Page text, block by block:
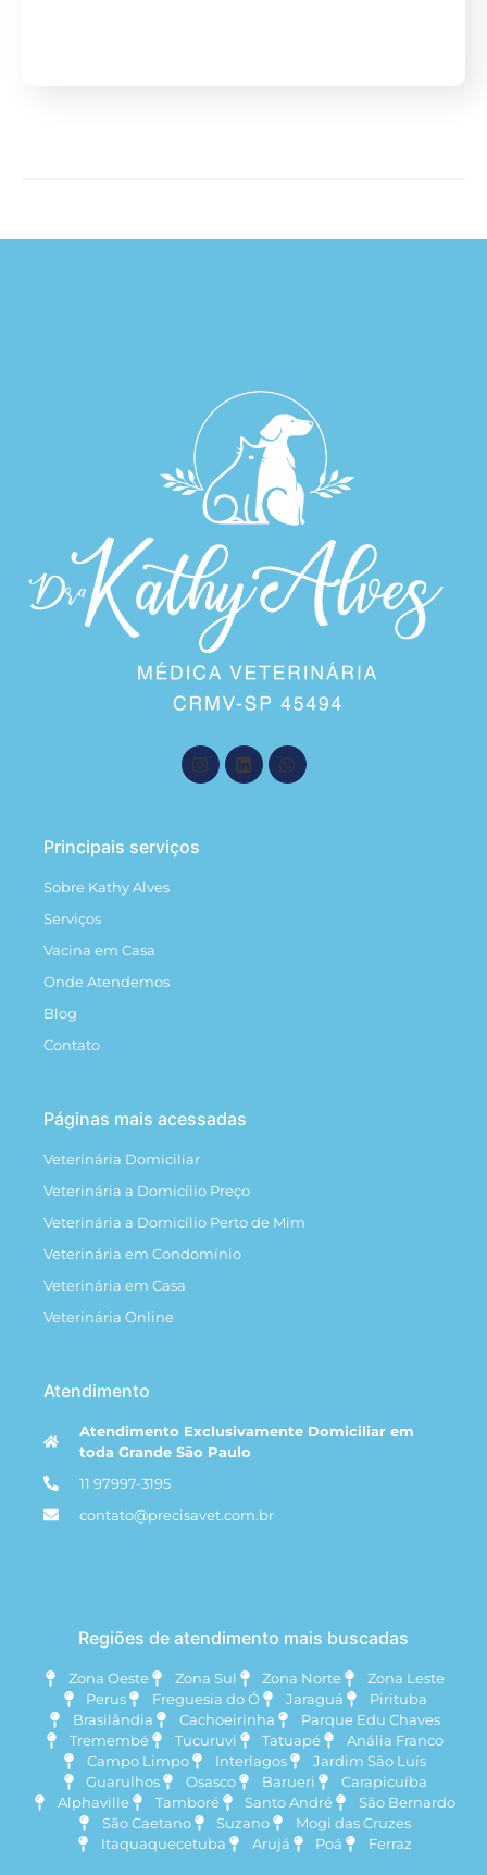
Principais serviços
Sobre Kathy Alves
Serviços
Vacina em Casa
Onde Atendemos
Blog
Contato
Páginas mais acessadas
Veterinária Domiciliar
Veterinária a Domicílio Preço
Veterinária a Domicílio Perto de Mim
Veterinária em Condomínio
Veterinária em Casa
Veterinária Online
Atendimento
Atendimento Exclusivamente Domiciliar em
toda Grande São Paulo
11 97997-3195
contato@precisavet.com.br
Regiões de atendimento mais buscadas
Zona Oeste Zona Sul Zona Norte
Zona Leste
Perus
Freguesia do Ó Jaraguá
Pirituba
Brasilândia
Cachoeirinha
Parque Edu Chaves
Tremembé
Tucuruvi Tatuapé
Anália Franco
Campo Limpo
Interlagos
Jardim São Luís
Guarulhos
Osasco Barueri
Carapicuíba
Alphaville
Tamboré Santo André
São Bernardo
São Caetano
Suzano
Mogi das Cruzes
Itaquaquecetuba
Arujá Poá Ferraz